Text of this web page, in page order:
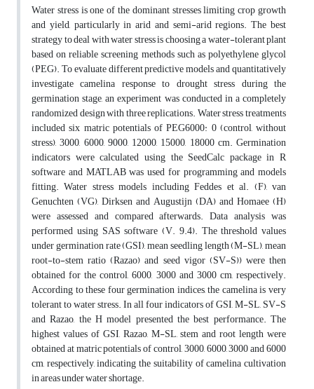
Water stress is one of the dominant stresses limiting crop growth
and yield, particularly in arid and semi-arid regions. The best
strategy to deal with water stress is choosing a water-tolerant plant
based on reliable screening methods such as polyethylene glycol
(PEG). To evaluate different predictive models and quantitatively
investigate camelina response to drought stress during the
germination stage, an experiment was conducted in a completely
randomized design with three replications. Water stress treatments
included six matric potentials of PEG6000: 0 (control, without
stress), 3000, 6000, 9000, 12000, 15000, 18000 cm. Germination
indicators were calculated using the SeedCalc package in R
software and MATLAB was used for programming and models
fitting. Water stress models including Feddes et al. (F), van
Genuchten (VG), Dirksen and Augustijn (DA) and Homaee (H)
were assessed and compared afterwards. Data analysis was
performed using SAS software (V. 9.4). The threshold values
under germination rate (GSI), mean seedling length (M-SL), mean
root-to-stem ratio (Razao) and seed vigor (SV-S)) were then
obtained for the control, 6000, 3000 and 3000 cm, respectively.
According to these four germination indices, the camelina is very
tolerant to water stress. In all four indicators of GSI, M-SL, SV-S
and Razao, the H model presented the best performance. The
highest values of GSI, Razao, M-SL, stem and root length were
obtained at matric potentials of control, 3000, 6000, 3000 and 6000
cm, respectively, indicating the suitability of camelina cultivation
in areas under water shortage.